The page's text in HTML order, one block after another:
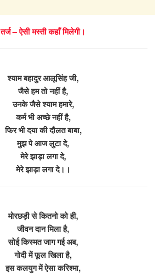
तर्ज – ऐसी मस्ती कहाँ मिलेगी।
श्याम बहादुर आलूसिंह जी,
जैसे हम तो नहीं है,
उनके जैसे श्याम हमारे,
कर्म भी अच्छे नहीं है,
फिर भी दया की दौलत बाबा,
मुझ पे आज लुटा दे,
मेरे झाड़ा लगा दे,
मेरे झाड़ा लगा दे।।
मोरछड़ी से कितनो को ही,
जीवन दान मिला है,
सोई किस्मत जाग गई अब,
गोदी में फूल खिला है,
इस कलयुग में ऐसा करिश्मा,